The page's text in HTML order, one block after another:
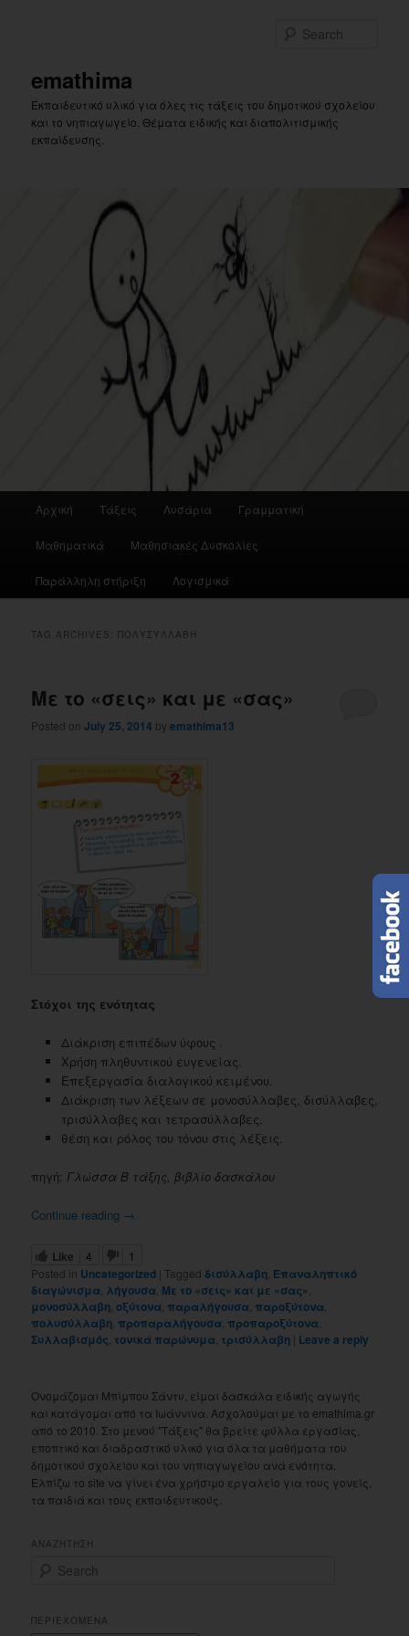
emathima
Εκπαιδευτικό υλικό για όλες τις τάξεις του δημοτικού σχολείου
και το νηπιαγωγείο. Θέματα ειδικής και διαπολιτισμικής
εκπαίδευσης.
Αρχική Τάξεις Λυσάρια Γραμματική
Μαθηματικά Μαθησιακές Δυσκολίες
Παράλληλη στήριξη Λογισμικά
TAG ARCHIVES: ΠΟΛΥΣΎΛΛΑΒΗ
Με το «σεις» και με «σας»
Posted onJuly 25, 2014 byemathima13
Στόχοι της ενότητας
Διάκριση επιπέδων ύφους .
Χρήση πληθυντικού ευγενείας.
Επεξεργασία διαλογικού κειμένου.
Διάκριση των λέξεων σε μονοσύλλαβες, δισύλλαβες,
τρισύλλαβες και τετρασύλλαβες.
θέση και ρόλος του τόνου στις λέξεις.
πηγή: Γλώσσα Β τάξης, βιβλίο δασκάλου
Continue reading →
Like 4
1
Posted in Uncategorized | Tagged δισύλλαβη Επαναληπτικό
διαγώνισμα λήγουσα Με το «σεις» και με «σας»
μονοσύλλαβη ,οξύτονα παραλήγουσα παροξύτονα
πολυσύλλαβη προπαραλήγουσα προπαροξύτονα
Συλλαβισμός τονικά παρώνυμα τρισύλλαβη | Leave a reply
Ονομάζομαι Μπίμπου Σάντυ, είμαι δασκάλα ειδικής αγωγής
και κατάγομαι από τα Ιωάννινα. Ασχολούμαι με το emathima.gr
από το 2010. Στο μενού "Τάξεις" θα βρείτε φύλλα εργασίας,
εποπτικό και διαδραστικό υλικό για όλα τα μαθήματα του
δημοτικού σχολείου και του νηπιαγωγείου ανά ενότητα.
Ελπίζω το site να γίνει ένα χρήσιμο εργαλείο για τους γονείς,
τα παιδιά και τους εκπαιδευτικούς.
ΑΝΑΖΗΤΗΣΗ
rΠΕΡΙΕΧΟΜΕΝΑ